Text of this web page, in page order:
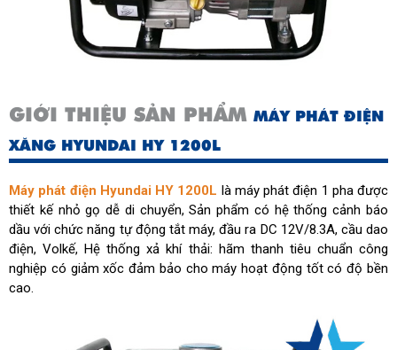
Điện áp (V)
Dung tích bình nhiên liệu (L) 4.8
GIỚI THIỆU SẢN PHẨM MÁY PHÁT ĐIỆN
XĂNG HYUNDAI HY 1200L
Máy phát điện Hyundai HY 1200L là máy phát điện 1 pha được
thiết kế nhỏ gọ dễ di chuyển, Sản phẩm có hệ thống cảnh báo
dầu với chức năng tự động tắt máy, đầu ra DC 12V/8.3A, cầu dao
điện, Volkế, Hệ thống xả khí thải: hãm thanh tiêu chuẩn công
nghiệp có giảm xốc đảm bảo cho máy hoạt động tốt có độ bền
cao.